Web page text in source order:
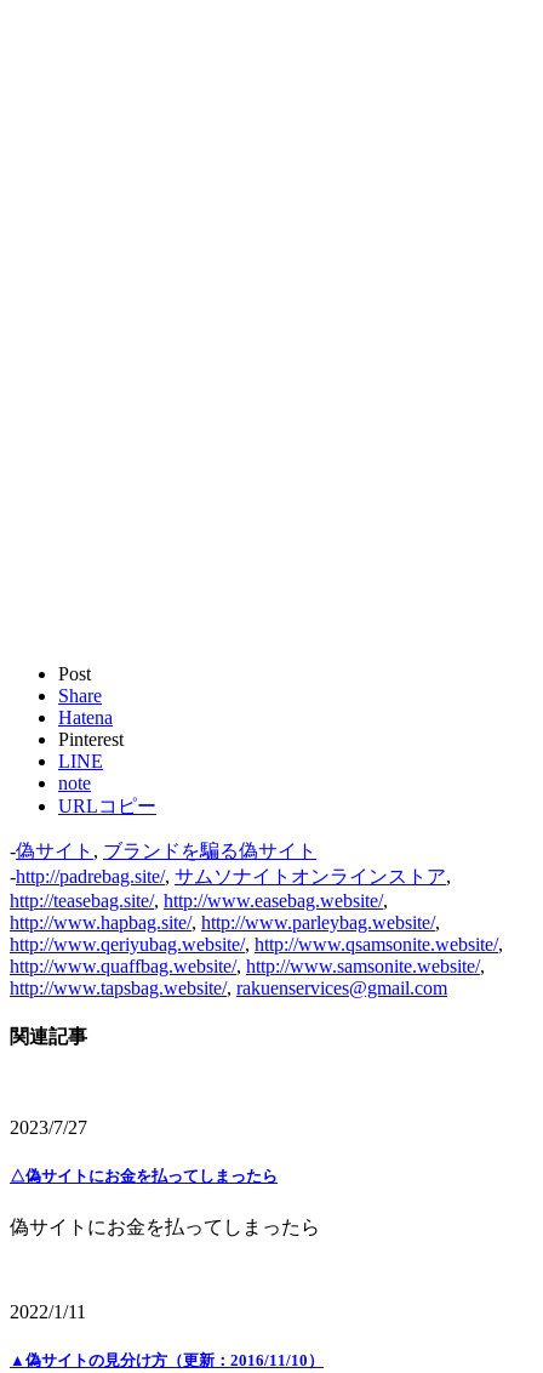
Post
Share
Hatena
Pinterest
LINE
note
URLコピー
-偽サイト , ブランドを騙る偽サイト
-http://padrebag.site/, サムソナイトオンラインストア,
http://teasebag.site/, http://www.easebag.website/,
http://www.hapbag.site/, http://www.parleybag.website/,
http://www.qeriyubag.website/, http://www.qsamsonite.website/,
http://www.quaffbag.website/, http://www.samsonite.website/,
http://www.tapsbag.website/, rakuenservices@gmail.com
関連記事
2023/7/27
△偽サイトにお金を払ってしまったら
偽サイトにお金を払ってしまったら
2022/1/11
▲偽サイトの見分け方（更新：2016/11/10）